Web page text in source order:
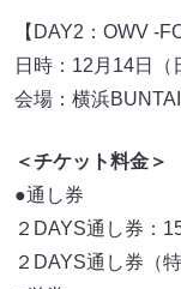
【DAY2：OWV -
日時：12月14日（
会場：横浜
＜チケット料金＞
●通し券
２DAYS通し券：
２DAYS通し券（